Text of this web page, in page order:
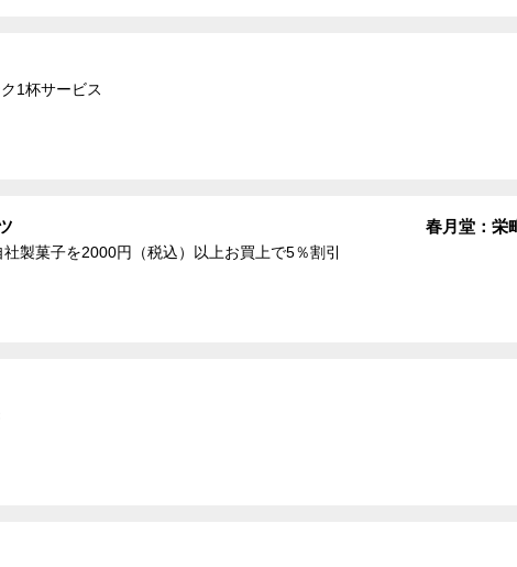
1杯サービス
ジナルスウィーツ 春月堂：栄
製菓子を2000円（税込）以上お買上で5％割引